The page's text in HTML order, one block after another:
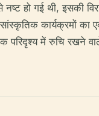
हो गई थी, इसकी
कार्यक्रमों
परिदृश्य में रुचि रखने